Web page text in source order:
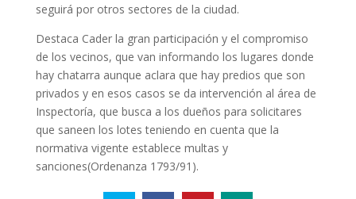
seguirá por otros sectores de la ciudad.
Destaca Cader la gran participación y el compromiso
de los vecinos, que van informando los lugares donde
hay chatarra aunque aclara que hay predios que son
privados y en esos casos se da intervención al área de
Inspectoría, que busca a los dueños para solicitares
que saneen los lotes teniendo en cuenta que la
normativa vigente establece multas y
sanciones(Ordenanza 1793/91).